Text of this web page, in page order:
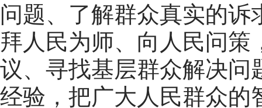
问题、了解群众真实的
拜人民为师、向人民问
议、寻找基层群众解决问
经验，把广大人民群众的